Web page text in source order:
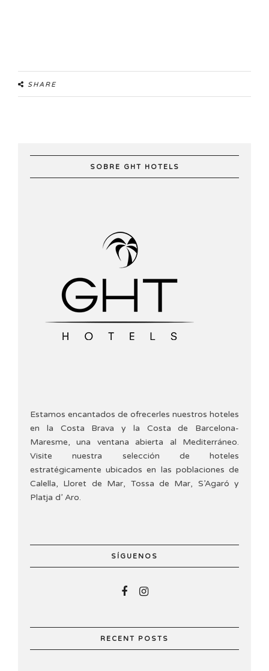
SHARE
SOBRE GHT HOTELS
Estamos encantados de ofrecerles nuestros hoteles
en la Costa Brava y la Costa de Barcelona-
Maresme, una ventana abierta al Mediterráneo.
Visite nuestra selección de hoteles
estratégicamente ubicados en las poblaciones de
Calella, Lloret de Mar, Tossa de Mar, S’Agaró y
Platja d’ Aro.
SÍGUENOS
RECENT POSTS